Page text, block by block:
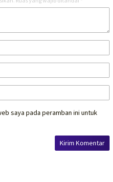
saya pada peramban ini untuk